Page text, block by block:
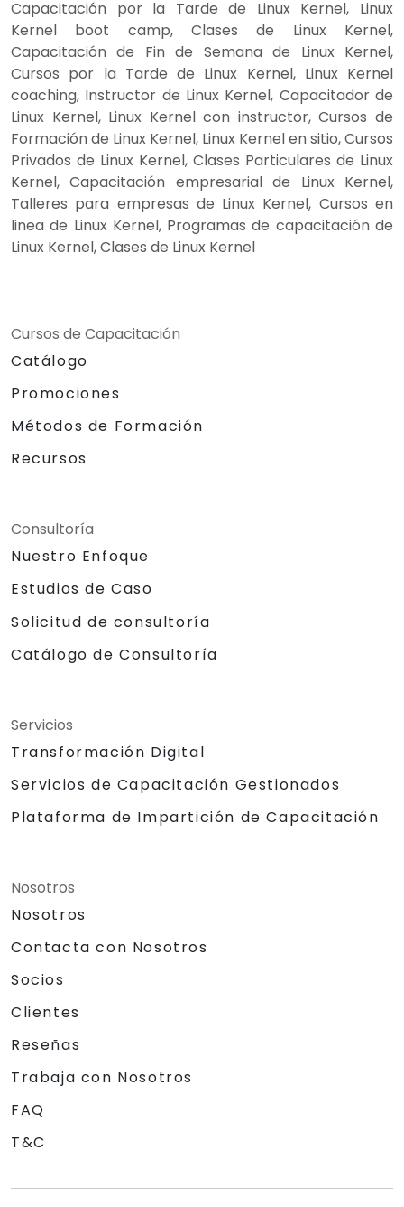
Capacitación por la Tarde de Linux Kernel, Linux
Kernel boot camp, Clases de Linux Kernel,
Capacitación de Fin de Semana de Linux Kernel,
Cursos por la Tarde de Linux Kernel, Linux Kernel
coaching, Instructor de Linux Kernel, Capacitador de
Linux Kernel, Linux Kernel con instructor, Cursos de
Formación de Linux Kernel, Linux Kernel en sitio, Cursos
Privados de Linux Kernel, Clases Particulares de Linux
Kernel, Capacitación empresarial de Linux Kernel,
Talleres para empresas de Linux Kernel, Cursos en
linea de Linux Kernel, Programas de capacitación de
Linux Kernel, Clases de Linux Kernel
Cursos de Capacitación
Catálogo
Promociones
Métodos de Formación
Recursos
Consultoría
Nuestro Enfoque
Estudios de Caso
Solicitud de consultoría
Catálogo de Consultoría
Servicios
Transformación Digital
Servicios de Capacitación Gestionados
Plataforma de Impartición de Capacitación
Nosotros
Nosotros
Contacta con Nosotros
Socios
Clientes
Reseñas
Trabaja con Nosotros
FAQ
T&C